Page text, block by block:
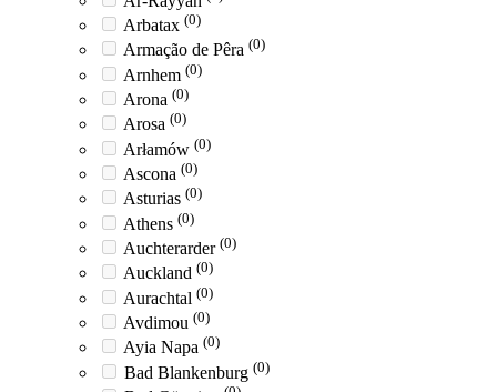
Arbatax (0)
Armação de Pêra (0)
Arnhem (0)
Arona (0)
Arosa (0)
Arłamów (0)
Ascona (0)
Asturias (0)
Athens (0)
Auchterarder (0)
Auckland (0)
Aurachtal (0)
Avdimou (0)
Ayia Napa (0)
Bad Blankenburg (0)